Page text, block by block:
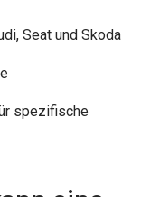
Seat und Skoda
spezifische